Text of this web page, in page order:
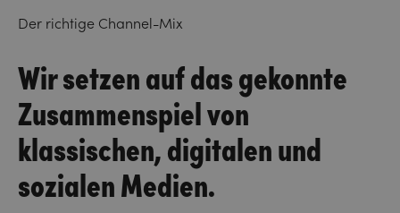
Der richtige Channel-Mix
Wir setzen auf das gekonnte
Zusammenspiel von
klassischen, digitalen und
sozialen Medien.